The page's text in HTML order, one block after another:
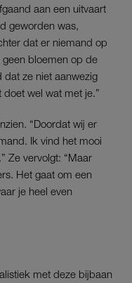
aan een uitvaart
geworden was,
dat er niemand op
geen bloemen op de
dat ze niet aanwezig
wel wat met je.”
“Doordat wij er
Ik vind het mooi
Ze vervolgt: “Maar
Het gaat om een
je heel even
met deze bijbaan